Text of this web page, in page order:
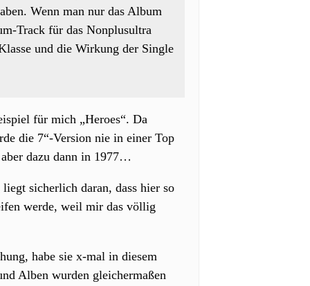
Wenn man nur das Album
Track für das Nonplusultra
und die Wirkung der Single
für mich „Heroes“. Da
die 7“-Version nie in einer Top
dazu dann in 1977…
sicherlich daran, dass hier so
werde, weil mir das völlig
habe sie x-mal in diesem
Alben wurden gleichermaßen